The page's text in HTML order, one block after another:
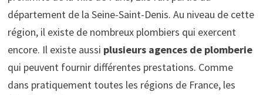
département de la Seine-Saint-Denis. Au niveau de cette
région, il existe de nombreux plombiers qui exercent
encore. Il existe aussi plusieurs agences de plomberie
qui peuvent fournir différentes prestations. Comme
dans pratiquement toutes les régions de France, les